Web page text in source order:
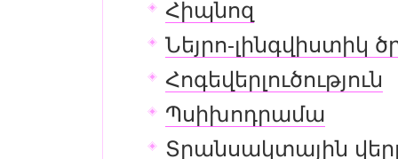
Հիպնոզ
Նեյրո-լինգվիստիկ
Հոգեվերլուծություն
Պսիխոդրամա
Տրանսակտային